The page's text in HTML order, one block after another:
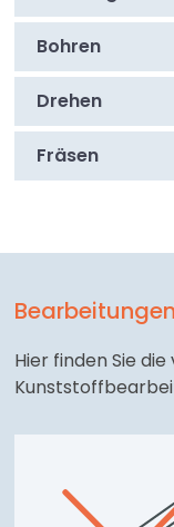
Bohren
Drehen
Fräsen
Bearbeitungen
Hier finden Sie